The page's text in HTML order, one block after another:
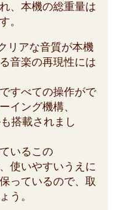
、本機の総重量は
。
リアな音質が本機
音楽の再現性には
すべての操作がで
イング機構、
搭載されまし
いるこの
使いやすいうえに
っているので、取
う。